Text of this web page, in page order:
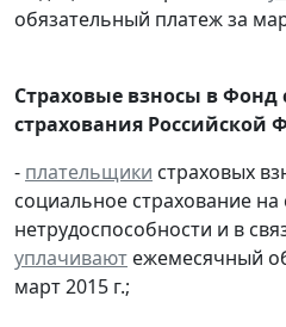
обязательный платеж за
Страховые взносы в Фонд
страхования Российской
- плательщики страховых
социальное страхование
нетрудоспособности и в
уплачивают ежемесячный
март 2015 г.;